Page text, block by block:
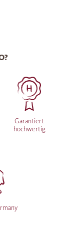
Garantiert
hochwertig